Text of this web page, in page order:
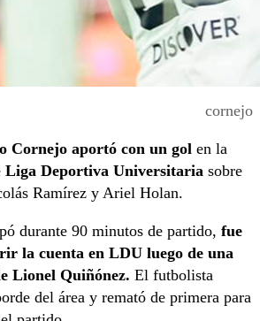
cornejo
Cornejo aportó con un gol en la
Liga Deportiva Universitaria sobre
Ramírez y Ariel Holan.
durante 90 minutos de partido, fue
la cuenta en LDU luego de una
Lionel Quiñónez. El futbolista
del área y remató de primera para